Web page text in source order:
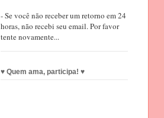
- Se você não receber um retorno em 24
horas, não recebi seu email. Por favor
tente novamente...
♥ Quem ama, participa! ♥